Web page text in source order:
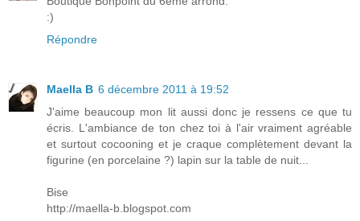
:)
Répondre
Maella B 6 décembre 2011 à 19:52
J'aime beaucoup mon lit aussi donc je ressens ce que tu
écris. L'ambiance de ton chez toi à l'air vraiment agréable
et surtout cocooning et je craque complètement devant la
figurine (en porcelaine ?) lapin sur la table de nuit...
Bise
http://maella-b.blogspot.com